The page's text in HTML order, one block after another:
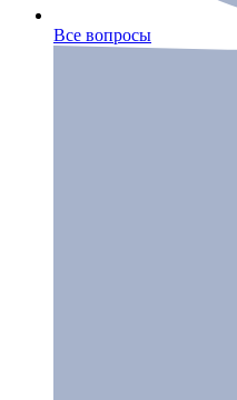
Все вопросы